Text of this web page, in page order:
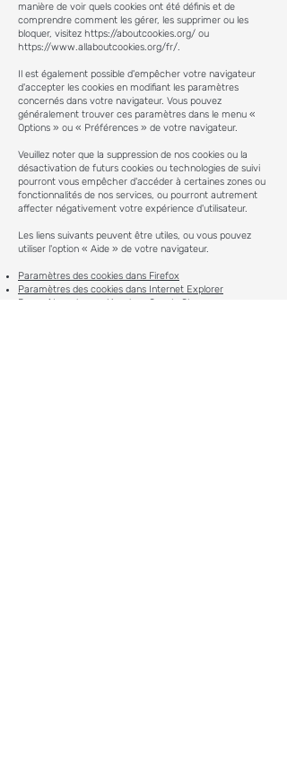
manière de voir quels cookies ont été définis et de
comprendre comment les gérer, les supprimer ou les
bloquer, visitez https://aboutcookies.org/ ou
https://www.allaboutcookies.org/fr/.
Il est également possible d'empêcher votre navigateur
d'accepter les cookies en modifiant les paramètres
concernés dans votre navigateur. Vous pouvez
généralement trouver ces paramètres dans le menu «
Options » ou « Préférences » de votre navigateur.
Veuillez noter que la suppression de nos cookies ou la
désactivation de futurs cookies ou technologies de suivi
pourront vous empêcher d'accéder à certaines zones ou
fonctionnalités de nos services, ou pourront autrement
affecter négativement votre expérience d'utilisateur.
Les liens suivants peuvent être utiles, ou vous pouvez
utiliser l'option « Aide » de votre navigateur.
Paramètres des cookies dans Firefox
Paramètres des cookies dans Internet Explorer
Paramètres des cookies dans Google Chrome